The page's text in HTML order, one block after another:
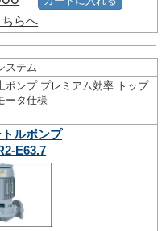
らへ
ステム
ポンプ プレミアム効率 トップ
ータ仕様
トルポンプ
E63.7